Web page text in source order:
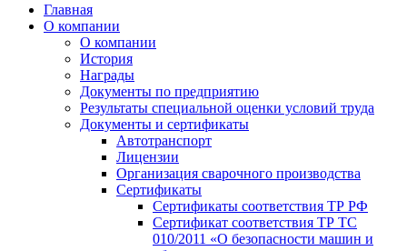
Главная
О компании
О компании
История
Награды
Документы по предприятию
Результаты специальной оценки условий труда
Документы и сертификаты
Автотранспорт
Лицензии
Организация сварочного производства
Cертификаты
Сертификаты соответствия ТР РФ
Сертификат соответствия ТР ТС
010/2011 «О безопасности машин и